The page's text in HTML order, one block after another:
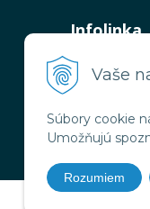
Vaše
Súbory cookie
Umožňujú
Rozumiem
Infolinka
0948